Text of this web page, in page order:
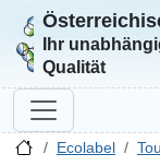
Zur Startseite
Ihr
Qualität
Ecolabel